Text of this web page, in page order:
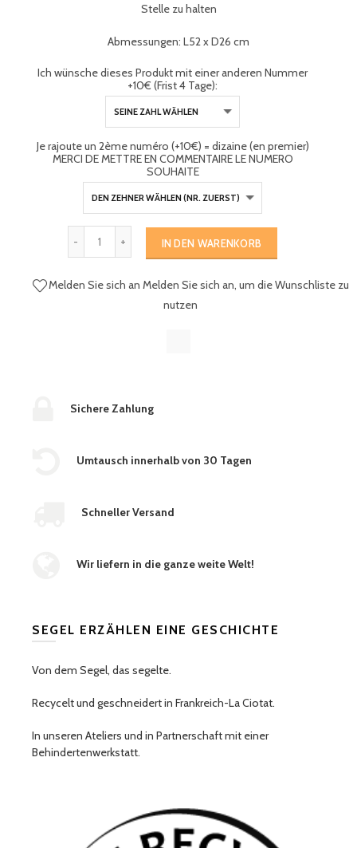
Stelle zu halten
Abmessungen: L52 x D26 cm
Ich wünsche dieses Produkt mit einer anderen Nummer
+10€ (Frist 4 Tage):
Je rajoute un 2ème numéro (+10€) = dizaine (en premier)
MERCI DE METTRE EN COMMENTAIRE LE NUMERO
SOUHAITE
IN DEN WARENKORB
Melden Sie sich an Melden Sie sich an, um die Wunschliste zu
nutzen
Sichere Zahlung
Umtausch innerhalb von 30 Tagen
Schneller Versand
Wir liefern in die ganze weite Welt!
SEGEL ERZÄHLEN EINE GESCHICHTE
Von dem Segel, das segelte.
Recycelt und geschneidert in Frankreich-La Ciotat.
In unseren Ateliers und in Partnerschaft mit einer
Behindertenwerkstatt.